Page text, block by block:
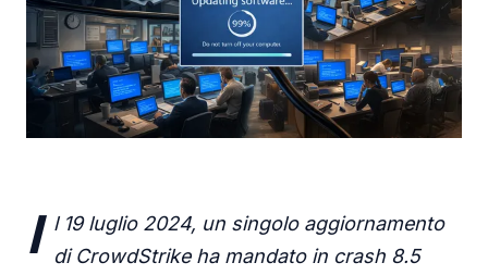
I
l 19 luglio 2024, un singolo aggiornamento
di CrowdStrike ha mandato in crash 8.5